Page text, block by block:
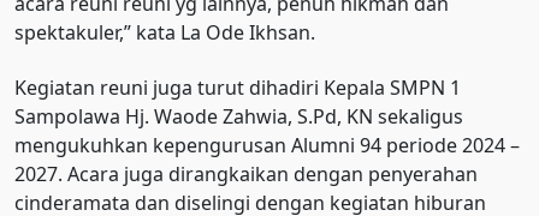
spektakuler,” kata La Ode Ikhsan.
Kegiatan reuni juga turut dihadiri Kepala SMPN 1
Sampolawa Hj. Waode Zahwia, S.Pd, KN sekaligus
mengukuhkan kepengurusan Alumni 94 periode 2024 –
2027. Acara juga dirangkaikan dengan penyerahan
cinderamata dan diselingi dengan kegiatan hiburan